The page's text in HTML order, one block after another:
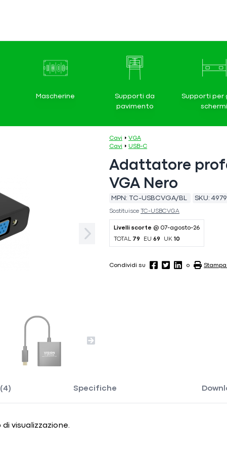
Mascherine
Supporti da
pavimento
Supporti per
schermi
Cavi
VGA
Cavi
USB-C
Adattatore
VGA Nero
MPN: TC-USBCVGA/BL SKU:
Sostituisce TC-USBCVGA
Livelli scorte @ 07-agosto-26
TOTAL 79 EU 69 UK 10
Condividi su o
Specifiche
visualizzazione.